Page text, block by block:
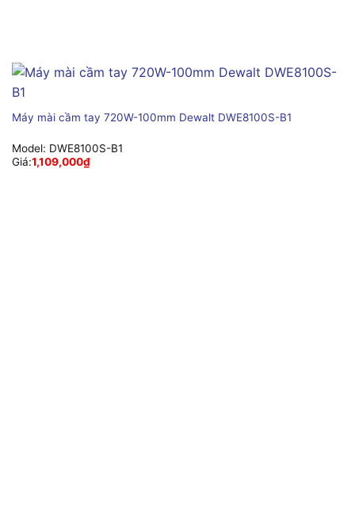
Máy mài cầm tay 720W-100mm Dewalt DWE8100S-B1
Model: DWE8100S-B1
Giá:1,109,000₫